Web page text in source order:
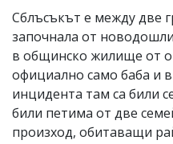
Сблъсъкът е между две
започнала от
в общинско жилище от
официално само баба и
инцидента там са били
били петима от две
произход, обитаващи